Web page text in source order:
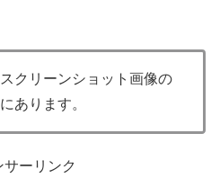
クリーンショット画像の
あります。
サーリンク